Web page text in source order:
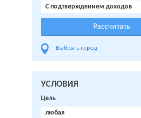
C подтверждением доходов
Выбрать город
УСЛОВИЯ
Цель
любая